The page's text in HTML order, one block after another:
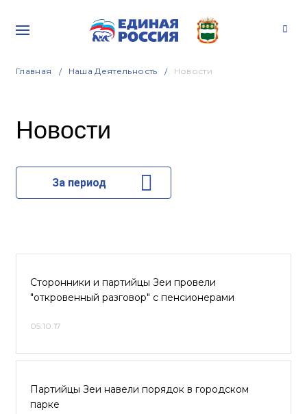
Главная Наша Деятельность Новости
Новости
За период
Сторонники и партийцы Зеи провели
"откровенный разговор" с пенсионерами
05.10.17
Партийцы Зеи навели порядок в городском
парке